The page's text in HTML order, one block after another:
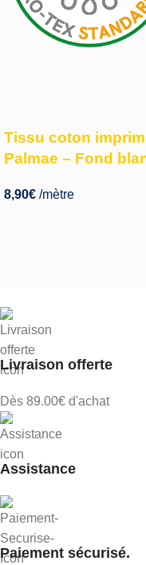
Tissu coton
Palmae – Fond
8,90€ /mètre
Livraison offerte
Dès 89.00€ d'achat
Assistance
Paiement sécurisé.